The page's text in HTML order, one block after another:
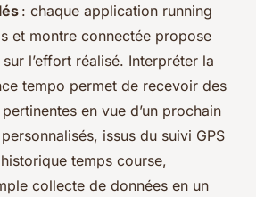
: chaque application running
et montre connectée propose
l’effort réalisé. Interpréter la
tempo permet de recevoir des
en vue d’un prochain
issus du suivi GPS
temps course,
collecte de données en un